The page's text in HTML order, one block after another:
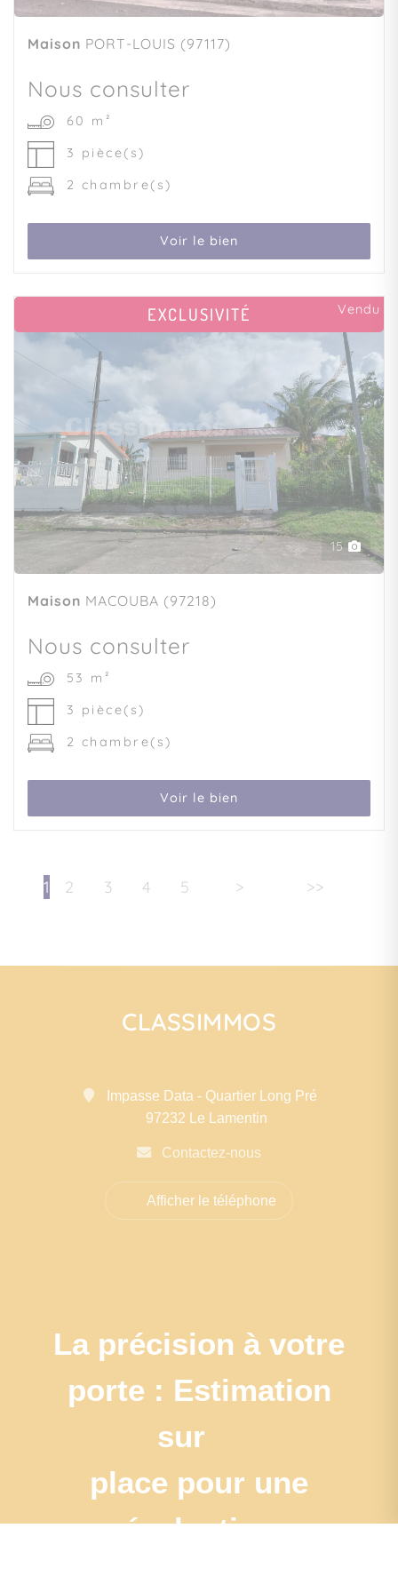
Maison PORT-LOUIS (97117)
Nous consulter
60 m²
3 pièce(s)
2 chambre(s)
Voir le bien
EXCLUSIVITÉ Vendu
15
Maison MACOUBA (97218)
Nous consulter
53 m²
3 pièce(s)
2 chambre(s)
Voir le bien
1 2 3 4 5 > >>
CLASSIMMOS
Impasse Data - Quartier Long Pré
97232 Le Lamentin
Contactez-nous
Afficher le téléphone
La précision à votre
porte : Estimation
sur
place pour une
évaluation